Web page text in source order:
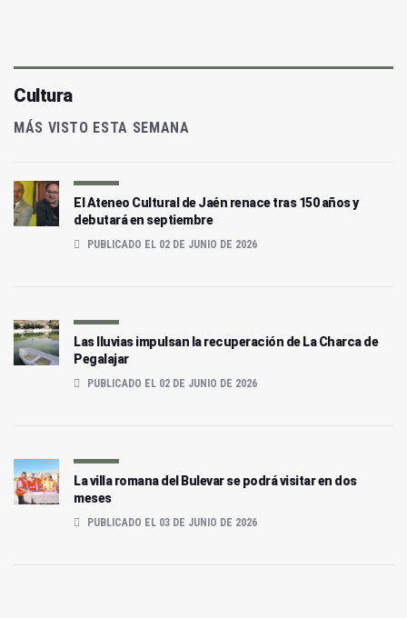
Cultura
MÁS VISTO ESTA SEMANA
El Ateneo Cultural de Jaén renace tras 150 años y
debutará en septiembre
PUBLICADO EL 02 DE JUNIO DE 2026
Las lluvias impulsan la recuperación de La Charca de
Pegalajar
PUBLICADO EL 02 DE JUNIO DE 2026
La villa romana del Bulevar se podrá visitar en dos
meses
PUBLICADO EL 03 DE JUNIO DE 2026